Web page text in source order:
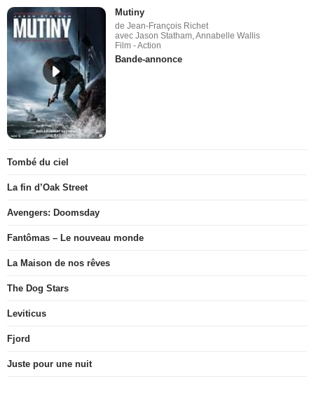
Mutiny
de Jean-François Richet
avec Jason Statham, Annabelle Wallis
Film - Action
Bande-annonce
Tombé du ciel
La fin d’Oak Street
Avengers: Doomsday
Fantômas – Le nouveau monde
La Maison de nos rêves
The Dog Stars
Leviticus
Fjord
Juste pour une nuit